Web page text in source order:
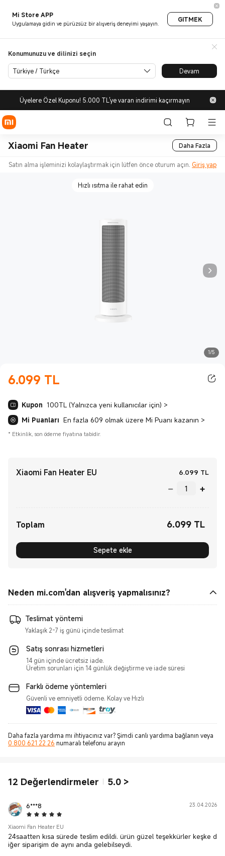
Mi Store APP
Uygulamaya gidin ve pürüzsüz bir alışveriş deneyimi yaşayın.
GITMEK
Konumunuzu ve dilinizi seçin
Türkiye / Türkçe Devam
Üyelere Özel Kuponu! 5.000 TL'ye varan indirimi kaçırmayın
Xiaomi Fan Heater Daha Fazla
Satın alma işleminizi kolaylaştırmak için lütfen önce oturum açın. Giriş yap
1/5
Hızlı ısıtma ile rahat edin
6.099 TL
Current Price TL6099.00
Kupon 100TL (Yalnızca yeni kullanıcılar için) >
Mi Puanları En fazla 609 olmak üzere Mi Puanı kazanın >
* Etkinlik, son ödeme fiyatına tabidir.
Xiaomi Fan Heater EU 6.099 TL
Toplam 6.099 TL
Sepete ekle
Neden mi.com'dan alışveriş yapmalısınız?
Teslimat yöntemi
Yaklaşık 2-7 iş günü içinde teslimat
Satış sonrası hizmetleri
14 gün içinde ücretsiz iade.
Üretim sorunları için 14 günlük değiştirme ve iade süresi
Farklı ödeme yöntemleri
Güvenli ve emniyetli ödeme. Kolay ve Hızlı
Daha fazla yardıma mı ihtiyacınız var? Şimdi canlı yardıma bağlanın veya
0 800 621 22 26 numaralı telefonu arayın
12 Değerlendirmeler 5.0 >
6***8
5 Star
23.04.2026
Xiaomi Fan Heater EU
24saatten kısa sürede teslim edildi. ürün güzel teşekkürler keşke d
iğer siparişim de aynı anda gelebilseydi.